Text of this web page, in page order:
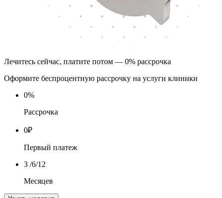
Лечитесь сейчас, платите потом — 0% рассрочка
Оформите беспроцентную рассрочку на услуги клиники
0%
Рассрочка
0₽
Первый платеж
3 /6/12
Месяцев